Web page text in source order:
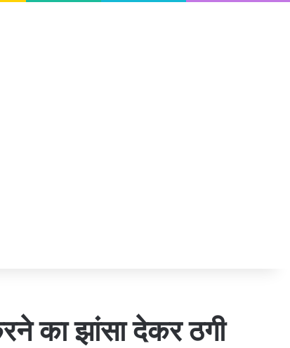
का झांसा देकर ठगी